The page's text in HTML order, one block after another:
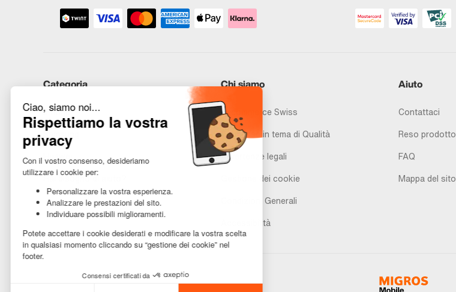
Categoria
iPhone
Samsung
Huawei
Hai bisogno di aiuto?
Chi siamo
Recommerce Swiss
Promesse in tema di Qualità
Avvertenze legali
Gestione dei cookie
Condizioni Generali
Accessibilità
Aiuto
Contattaci
Reso prodotto
FAQ
Mappa del sito